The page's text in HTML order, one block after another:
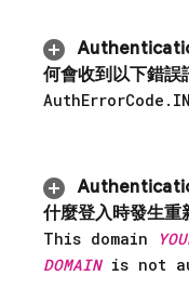
何會收到以下錯誤
AuthErrorCode .
什麼登入時發生重
This domain
DOMAINis not